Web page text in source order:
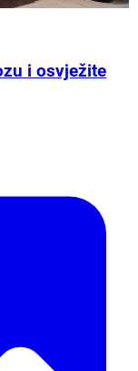
i osvježite